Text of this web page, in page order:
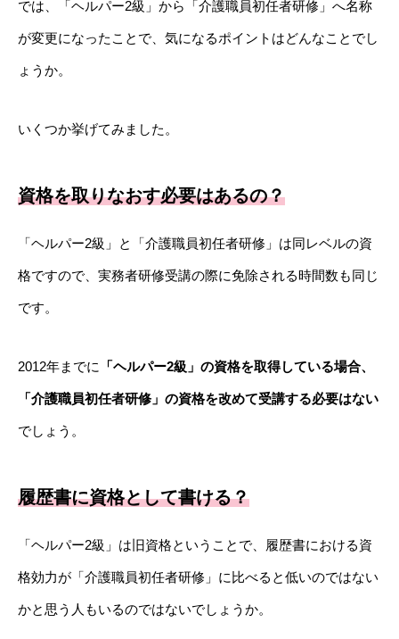
では、「ヘルパー2級」から「介護職員初任者研修」へ名称
が変更になったことで、気になるポイントはどんなことでし
ょうか。
いくつか挙げてみました。
資格を取りなおす必要はあるの？
「ヘルパー2級」と「介護職員初任者研修」は同レベルの資
格ですので、実務者研修受講の際に免除される時間数も同じ
です。
2012年までに 「ヘルパー2級」の資格を取得している場合、
「介護職員初任者研修」の資格を改めて受講する必要はない
でしょう。
履歴書に資格として書ける？
「ヘルパー2級」は旧資格ということで、履歴書における資
格効力が「介護職員初任者研修」に比べると低いのではない
かと思う人もいるのではないでしょうか。